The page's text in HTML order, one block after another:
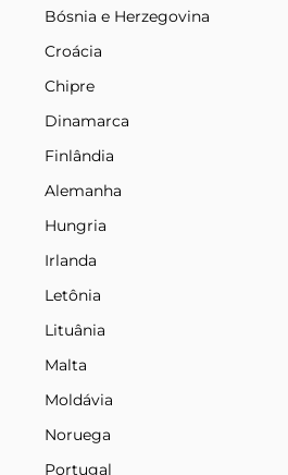
Bósnia e Herzegovina
Croácia
Chipre
Dinamarca
Finlândia
Alemanha
Hungria
Irlanda
Letônia
Lituânia
Malta
Moldávia
Noruega
Portugal